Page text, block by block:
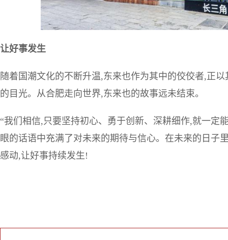
让好事发生
随着国潮文化的不断升温,东来也作为其中的佼佼者,正
的目光。从合肥走向世界,东来也的故事远未结束。
“我们相信,只要坚持初心、勇于创新、深耕细作,就一定
眼的话语中充满了对未来的期待与信心。在未来的日子
感动,让好事持续发生!